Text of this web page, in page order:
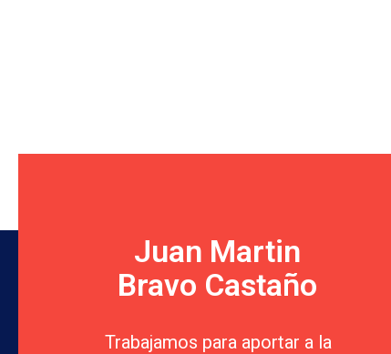
Juan Martin
Bravo Castaño
Trabajamos para aportar a la